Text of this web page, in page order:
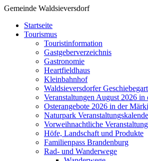
Gemeinde Waldsieversdorf
Startseite
Tourismus
Touristinformation
Gastgeberverzeichnis
Gastronomie
Heartfieldhaus
Kleinbahnhof
Waldsieversdorfer
Veranstaltungen August 2026
Osterangebote 2026 in der
Naturpark
Vorweihnachtliche
Höfe, Landschaft und Produkte
Familienpass Brandenburg
Rad- und Wanderwege